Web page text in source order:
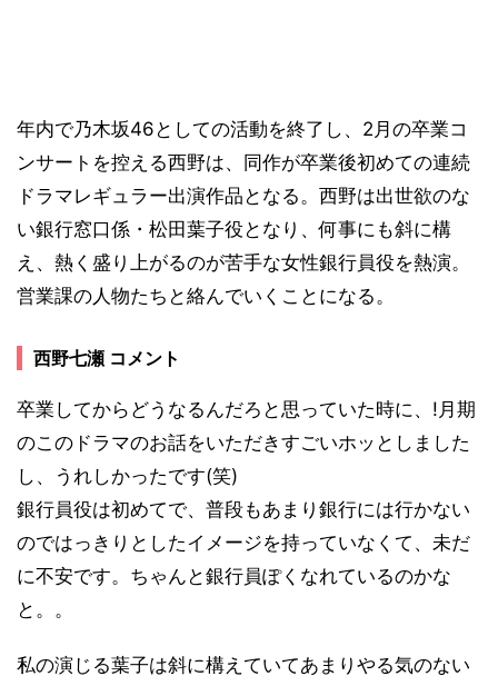
年内で乃木坂46としての活動を終了し、2月の卒業コ
ンサートを控える西野は、同作が卒業後初めての連続
ドラマレギュラー出演作品となる。西野は出世欲のな
い銀行窓口係・松田葉子役となり、何事にも斜に構
え、熱く盛り上がるのが苦手な女性銀行員役を熱演。
営業課の人物たちと絡んでいくことになる。
西野七瀬 コメント
卒業してからどうなるんだろと思っていた時に、!月期
のこのドラマのお話をいただきすごいホッとしました
し、うれしかったです(笑)
銀行員役は初めてで、普段もあまり銀行には行かない
のではっきりとしたイメージを持っていなくて、未だ
に不安です。ちゃんと銀行員ぽくなれているのかな
と。。
私の演じる葉子は斜に構えていてあまりやる気のない